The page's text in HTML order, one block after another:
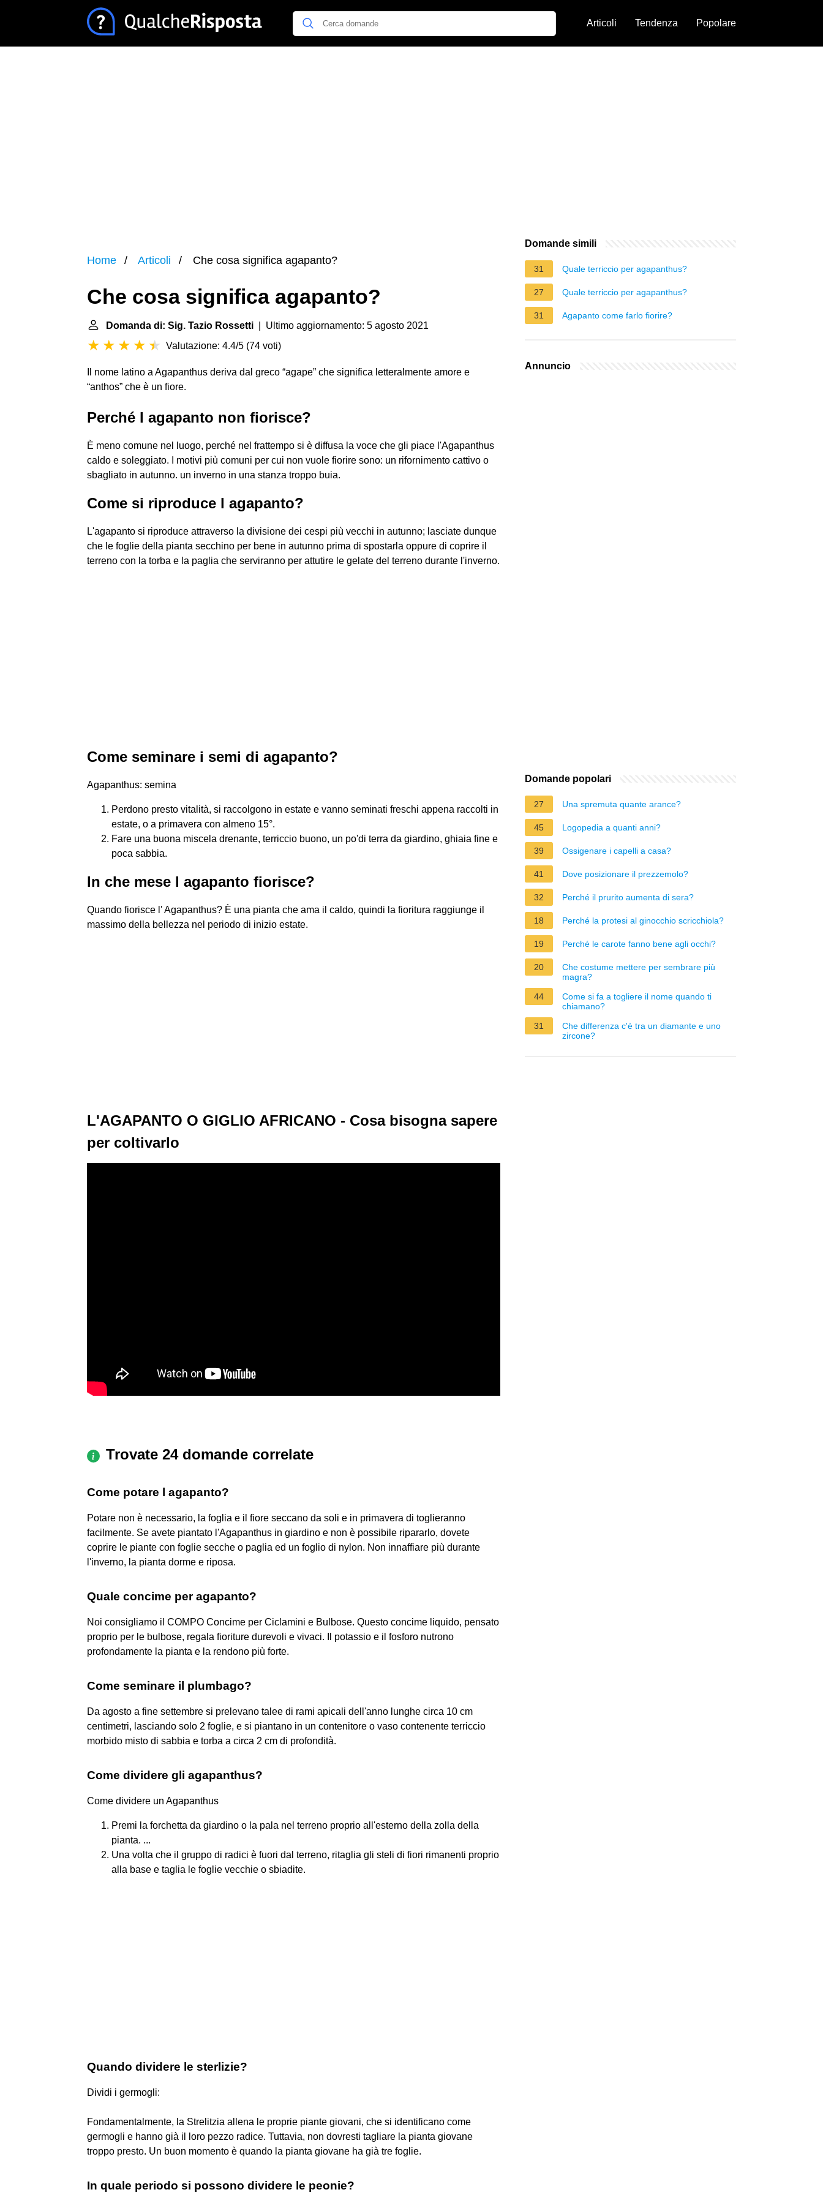
Articoli Tendenza Popolare
Home Articoli Che cosa significa agapanto?
Che cosa significa agapanto?
Domanda di: Sig. Tazio Rossetti | Ultimo aggiornamento: 5 agosto 2021
Valutazione: 4.4/5 (74 voti)
Il nome latino a Agapanthus deriva dal greco “agape” che significa letteralmente amore e
“anthos” che è un fiore.
Perché l agapanto non fiorisce?
È meno comune nel luogo, perché nel frattempo si è diffusa la voce che gli piace l'Agapanthus
caldo e soleggiato. I motivi più comuni per cui non vuole fiorire sono: un rifornimento cattivo o
sbagliato in autunno. un inverno in una stanza troppo buia.
Come si riproduce l agapanto?
L'agapanto si riproduce attraverso la divisione dei cespi più vecchi in autunno; lasciate dunque
che le foglie della pianta secchino per bene in autunno prima di spostarla oppure di coprire il
terreno con la torba e la paglia che serviranno per attutire le gelate del terreno durante l'inverno.
Come seminare i semi di agapanto?
Agapanthus: semina
Perdono presto vitalità, si raccolgono in estate e vanno seminati freschi appena raccolti in
estate, o a primavera con almeno 15°.
Fare una buona miscela drenante, terriccio buono, un po'di terra da giardino, ghiaia fine e
poca sabbia.
In che mese l agapanto fiorisce?
Quando fiorisce l' Agapanthus? È una pianta che ama il caldo, quindi la fioritura raggiunge il
massimo della bellezza nel periodo di inizio estate.
L'AGAPANTO O GIGLIO AFRICANO - Cosa bisogna sapere
per coltivarlo
Trovate 24 domande correlate
Come potare l agapanto?
Potare non è necessario, la foglia e il fiore seccano da soli e in primavera di toglieranno
facilmente. Se avete piantato l'Agapanthus in giardino e non è possibile ripararlo, dovete
coprire le piante con foglie secche o paglia ed un foglio di nylon. Non innaffiare più durante
l'inverno, la pianta dorme e riposa.
Quale concime per agapanto?
Noi consigliamo il COMPO Concime per Ciclamini e Bulbose. Questo concime liquido, pensato
proprio per le bulbose, regala fioriture durevoli e vivaci. Il potassio e il fosforo nutrono
profondamente la pianta e la rendono più forte.
Come seminare il plumbago?
Da agosto a fine settembre si prelevano talee di rami apicali dell'anno lunghe circa 10 cm
centimetri, lasciando solo 2 foglie, e si piantano in un contenitore o vaso contenente terriccio
morbido misto di sabbia e torba a circa 2 cm di profondità.
Come dividere gli agapanthus?
Come dividere un Agapanthus
Premi la forchetta da giardino o la pala nel terreno proprio all'esterno della zolla della
pianta. ...
Una volta che il gruppo di radici è fuori dal terreno, ritaglia gli steli di fiori rimanenti proprio
alla base e taglia le foglie vecchie o sbiadite.
Quando dividere le sterlizie?
Dividi i germogli:
Fondamentalmente, la Strelitzia allena le proprie piante giovani, che si identificano come
germogli e hanno già il loro pezzo radice. Tuttavia, non dovresti tagliare la pianta giovane
troppo presto. Un buon momento è quando la pianta giovane ha già tre foglie.
In quale periodo si possono dividere le peonie?
Domande simili
31 Quale terriccio per agapanthus?
27 Quale terriccio per agapanthus?
31 Agapanto come farlo fiorire?
Annuncio
Domande popolari
27 Una spremuta quante arance?
45 Logopedia a quanti anni?
39 Ossigenare i capelli a casa?
41 Dove posizionare il prezzemolo?
32 Perché il prurito aumenta di sera?
18 Perché la protesi al ginocchio scricchiola?
19 Perché le carote fanno bene agli occhi?
20
Che costume mettere per sembrare più
magra?
44
Come si fa a togliere il nome quando ti
chiamano?
31
Che differenza c'è tra un diamante e uno
zircone?